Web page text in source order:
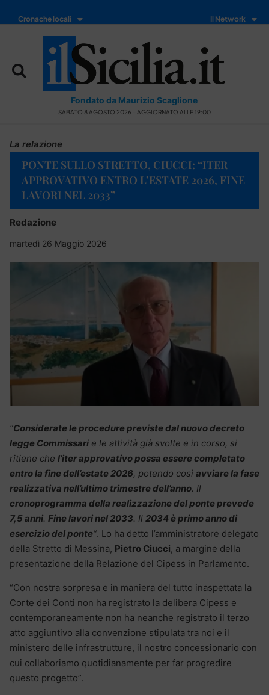
Cronache locali Il Network
Fondato da Maurizio Scaglione
SABATO 8 AGOSTO 2026 - AGGIORNATO ALLE 19:00
La relazione
PONTE SULLO STRETTO, CIUCCI: “ITER
APPROVATIVO ENTRO L’ESTATE 2026, FINE
LAVORI NEL 2033”
Redazione
martedì 26 Maggio 2026
“Considerate le procedure previste dal nuovo decreto
legge Commissari e le attività già svolte e in corso, si
ritiene che l’iter approvativo possa essere completato
entro la fine dell’estate 2026, potendo così avviare la fase
realizzativa nell’ultimo trimestre dell’anno. Il
cronoprogramma della realizzazione del ponte prevede
7,5 anni. Fine lavori nel 2033. Il 2034 è primo anno di
esercizio del ponte“. Lo ha detto l’amministratore delegato
della Stretto di Messina, Pietro Ciucci, a margine della
presentazione della Relazione del Cipess in Parlamento.
“Con nostra sorpresa e in maniera del tutto inaspettata la
Corte dei Conti non ha registrato la delibera Cipess e
contemporaneamente non ha neanche registrato il terzo
atto aggiuntivo alla convenzione stipulata tra noi e il
ministero delle infrastrutture, il nostro concessionario con
cui collaboriamo quotidianamente per far progredire
questo progetto”.